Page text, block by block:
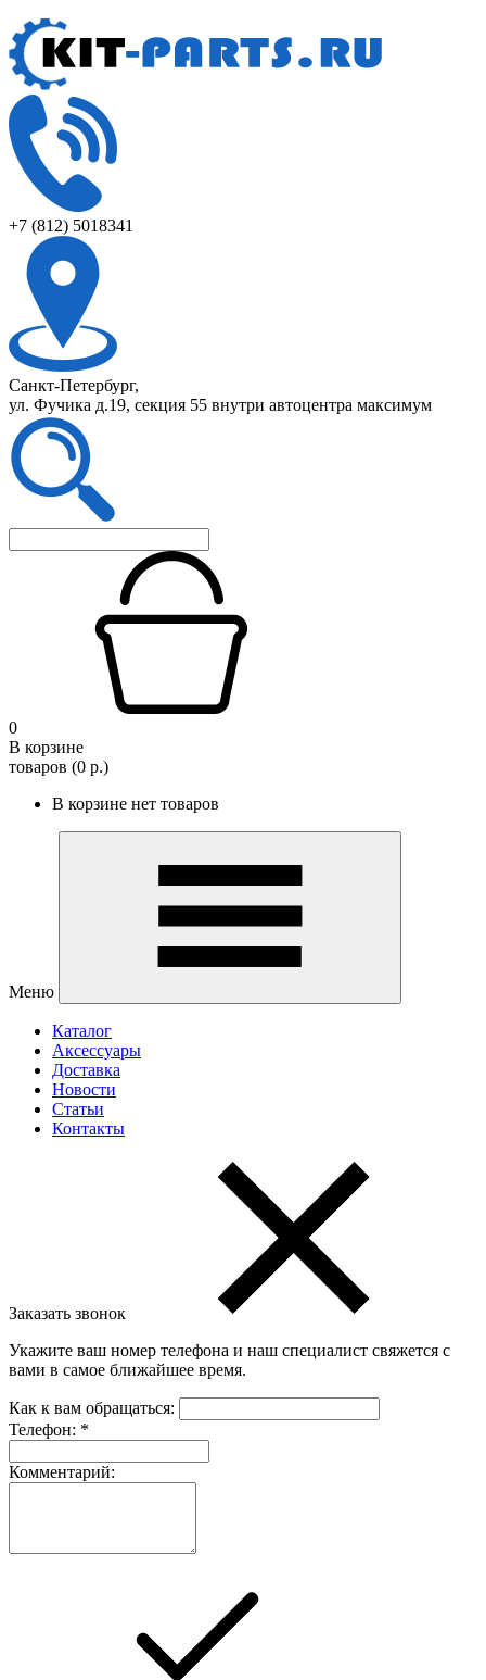
+7 (812) 5018341
Санкт-Петербург,
ул. Фучика д.19, секция 55 внутри автоцентра максимум
0
В корзине
товаров (0 р.)
В корзине нет товаров
Меню
Каталог
Аксессуары
Доставка
Новости
Статьи
Контакты
Заказать звонок
Укажите ваш номер телефона и наш специалист свяжется с
вами в самое ближайшее время.
Как к вам обращаться:
Телефон: *
Комментарий: